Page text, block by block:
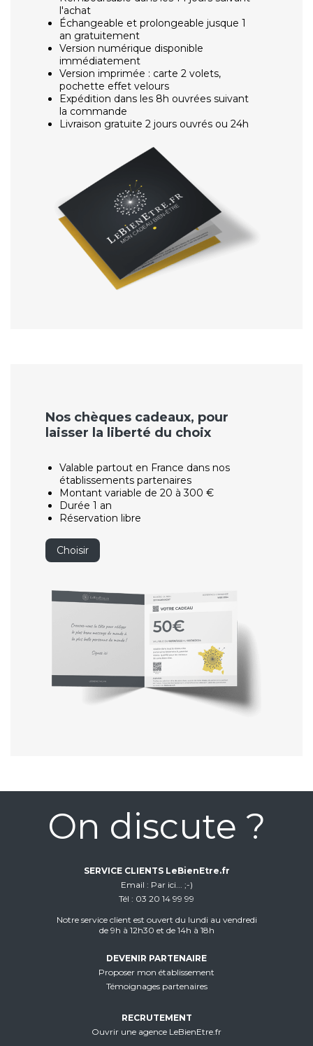
l'achat
Échangeable et prolongeable jusque 1
an gratuitement
Version numérique disponible
immédiatement
Version imprimée : carte 2 volets,
pochette effet velours
Expédition dans les 8h ouvrées suivant
la commande
Livraison gratuite 2 jours ouvrés ou 24h
Nos chèques cadeaux, pour
laisser la liberté du choix
Valable partout en France dans nos
établissements partenaires
Montant variable de 20 à 300 €
Durée 1 an
Réservation libre
Choisir
On discute ?
SERVICE CLIENTS LeBienEtre.fr
Email
Par ici... ;-)
Tél
03 20 14 99 99
Notre service client est ouvert du lundi au vendredi
de 9h à 12h30 et de 14h à 18h
DEVENIR PARTENAIRE
Proposer mon établissement
Témoignages partenaires
RECRUTEMENT
Ouvrir une agence LeBienEtre.fr